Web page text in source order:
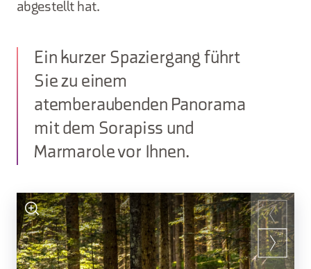
abgestellt hat.
Ein kurzer Spaziergang führt
Sie zu einem
atemberaubenden Panorama
mit dem Sorapiss und
Marmarole vor Ihnen.